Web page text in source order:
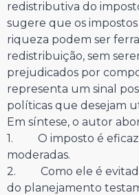
redistributiva do
sugere que os
riqueza podem ser
redistribuição, sem
prejudicados por
representa um sinal
políticas que desejam
Em síntese, o autor
1. O imposto é eficaz?
moderadas.
2. Como ele é
do planejamento